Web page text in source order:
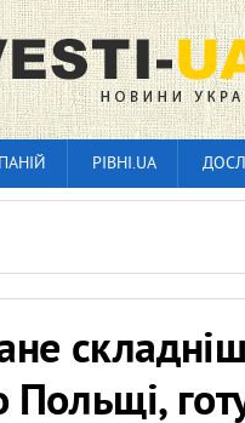
РІВНІ.UA
Польщі,